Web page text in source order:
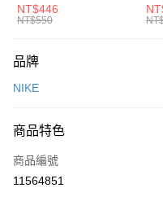
元大商業銀行
台灣樂天信用卡公司
AFTEE先享後付
【關於「AFTEE先享後付」】
便利好安心！
３．安心：先確認商品／服務後
【「AFTEE先享後付」結帳流程】
１．於結帳方式選擇「AFTEE先
運送方式
每筆NT$100，滿NT$1,500(
宅配
每筆NT$100，滿NT$1,500(
中統襪 FZ3393100
NT$446
NT$550
品牌
NIKE
商品特色
商品編號
11564851